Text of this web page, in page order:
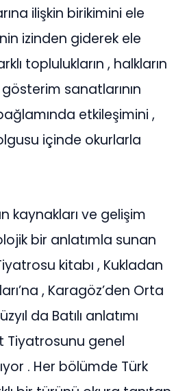
ilişkin birikimini ele
izinden giderek ele
toplulukların , halkların
sanatlarının
etkileşimini ,
içinde okurlarla
kaynakları ve gelişim
bir anlatımla sunan
kitabı , Kukladan
, Karagöz’den Orta
da Batılı anlatımı
Tiyatrosunu genel
. Her bölümde Türk